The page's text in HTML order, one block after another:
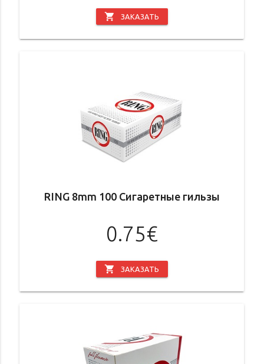
shopping_cart ЗАКАЗАТЬ
RING 8mm 100 Сигаретные гильзы
0.75€
shopping_cart ЗАКАЗАТЬ